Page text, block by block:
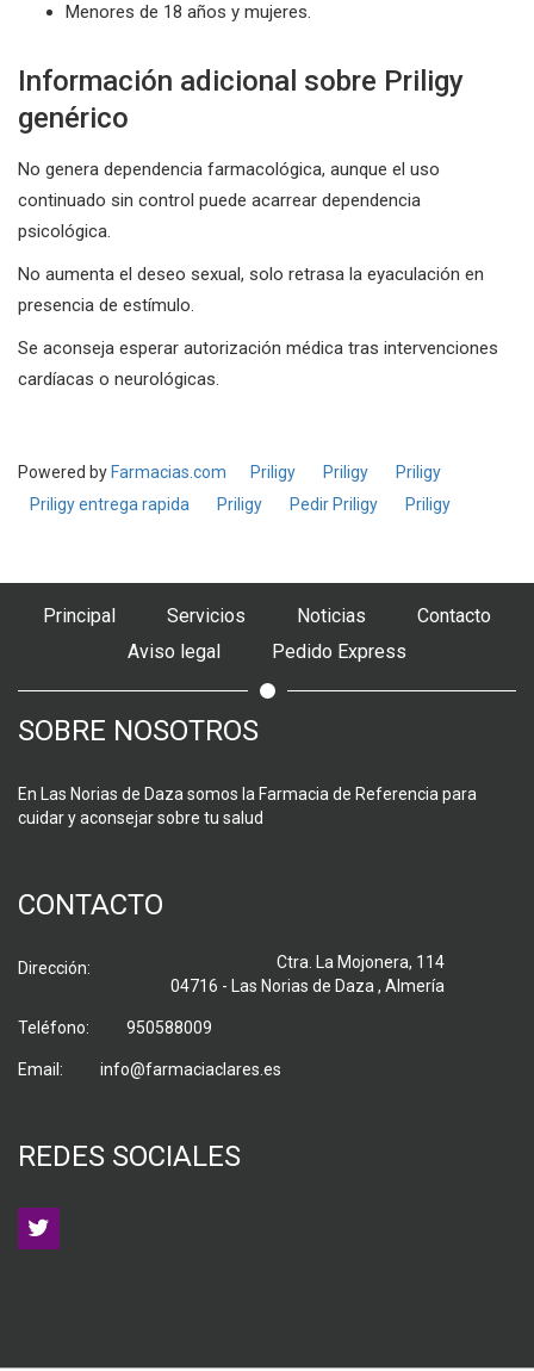
Menores de 18 años y mujeres.
Información adicional sobre Priligy
genérico
No genera dependencia farmacológica, aunque el uso
continuado sin control puede acarrear dependencia
psicológica.
No aumenta el deseo sexual, solo retrasa la eyaculación en
presencia de estímulo.
Se aconseja esperar autorización médica tras intervenciones
cardíacas o neurológicas.
Powered by Farmacias.com Priligy Priligy
Priligy
Priligy entrega rapida
Priligy Pedir Priligy Priligy
Principal Servicios Noticias
Contacto
Aviso legal
Pedido Express
SOBRE NOSOTROS
En Las Norias de Daza somos la Farmacia de Referencia para
cuidar y aconsejar sobre tu salud
CONTACTO
Dirección:
Ctra. La Mojonera, 114
04716 - Las Norias de Daza , Almería
Teléfono: 950588009
Email: info@farmaciaclares.es
REDES SOCIALES